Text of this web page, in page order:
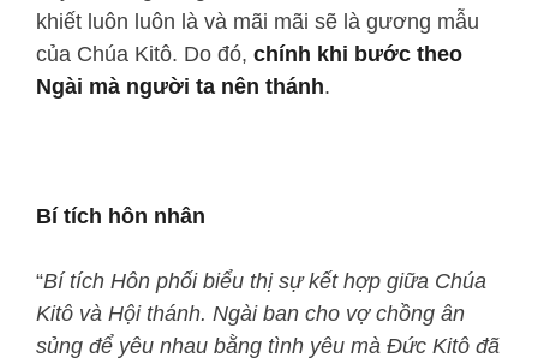
khiết luôn luôn là và mãi mãi sẽ là gương mẫu
của Chúa Kitô. Do đó, chính khi bước theo
Ngài mà người ta nên thánh.
Bí tích hôn nhân
“Bí tích Hôn phối biểu thị sự kết hợp giữa Chúa
Kitô và Hội thánh. Ngài ban cho vợ chồng ân
sủng để yêu nhau bằng tình yêu mà Đức Kitô đã